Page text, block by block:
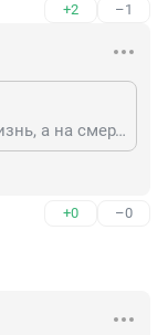
+2 –1
вы продавец?!) тут война не на жизнь, а на смерть, как посмотрю)
+0 –0